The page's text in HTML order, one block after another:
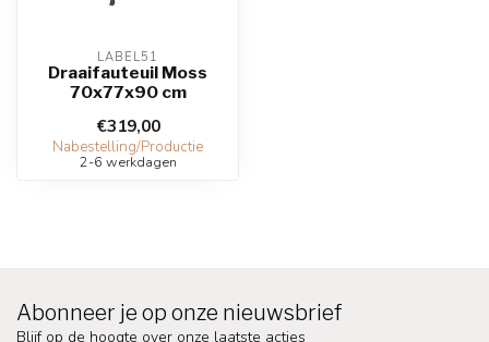
LABEL51
Draaifauteuil Moss
70x77x90 cm
€319,00
Nabestelling/Productie
2-6 werkdagen
Abonneer je op onze nieuwsbrief
Blijf op de hoogte over onze laatste acties